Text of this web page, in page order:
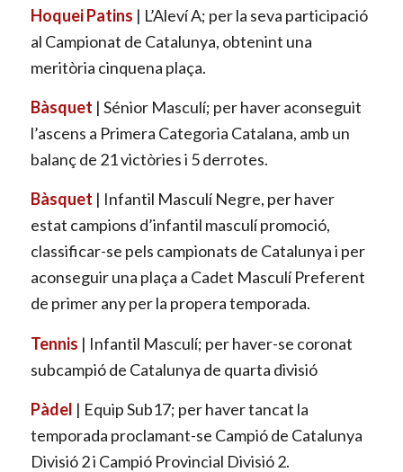
Hoquei Patins | L’Aleví A; per la seva participació
al Campionat de Catalunya, obtenint una
meritòria cinquena plaça.
Bàsquet | Sénior Masculí; per haver aconseguit
l’ascens a Primera Categoria Catalana, amb un
balanç de 21 victòries i 5 derrotes.
Bàsquet | Infantil Masculí Negre, per haver
estat campions d’infantil masculí promoció,
classificar-se pels campionats de Catalunya i per
aconseguir una plaça a Cadet Masculí Preferent
de primer any per la propera temporada.
Tennis | Infantil Masculí; per haver-se coronat
subcampió de Catalunya de quarta divisió
Pàdel | Equip Sub17; per haver tancat la
temporada proclamant-se Campió de Catalunya
Divisió 2 i Campió Provincial Divisió 2.